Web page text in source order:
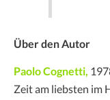
Über den Autor
Paolo Cognetti,
Zeit am liebsten im